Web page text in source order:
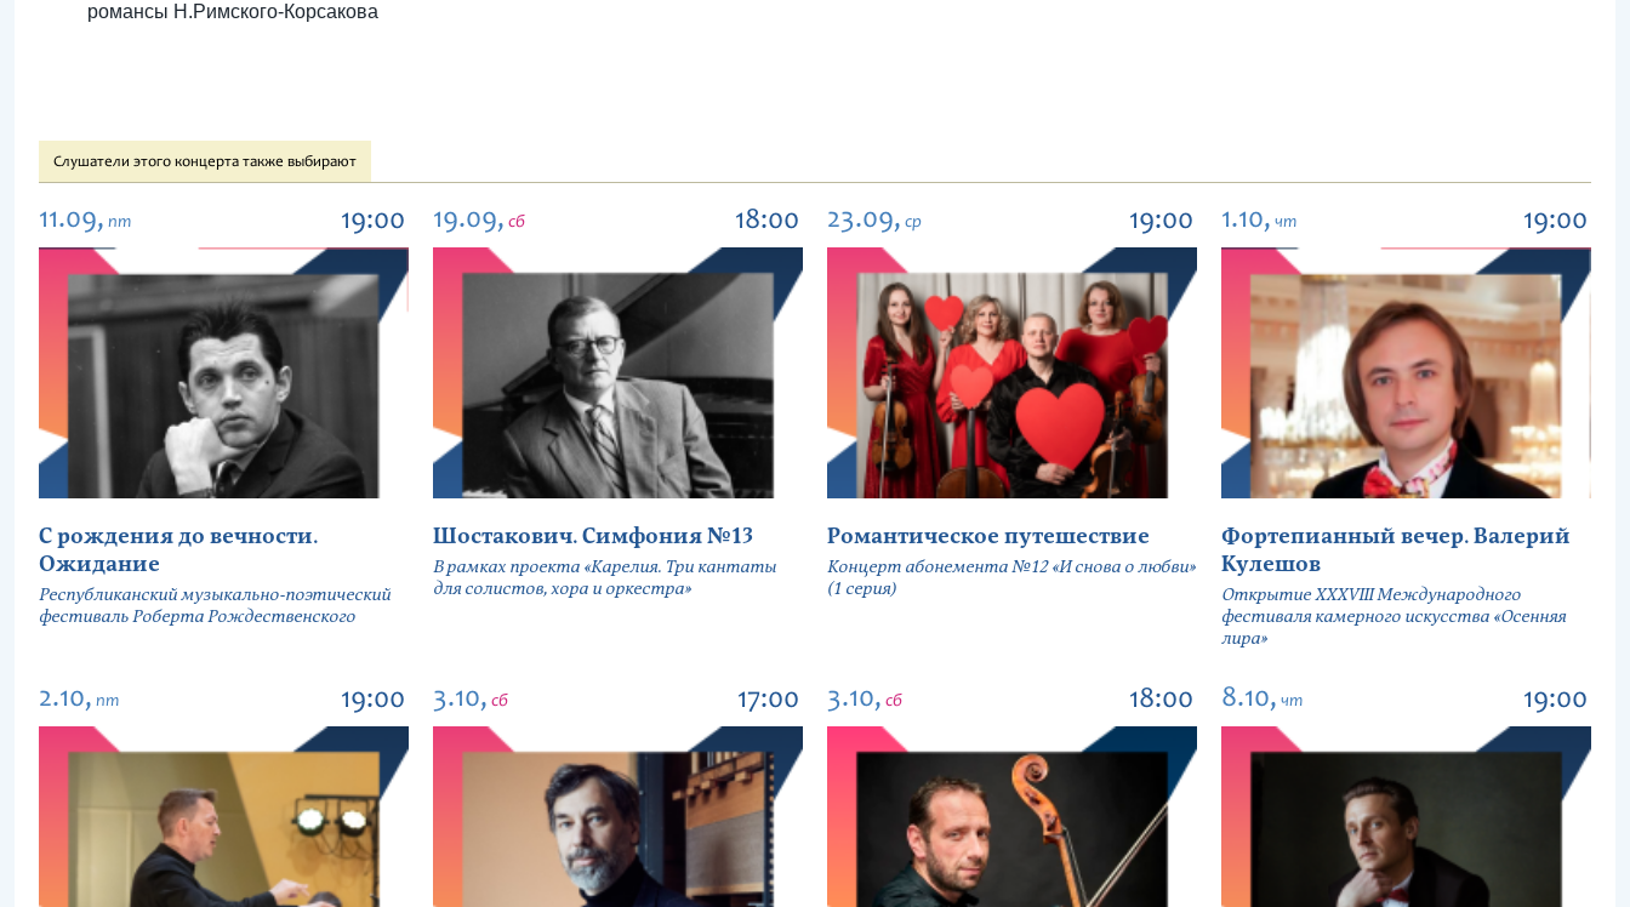
романсы Н.Римского-Корсакова
Слушатели этого концерта также выбирают
11.09, пт 19:00
С рождения до вечности.
Ожидание
Республиканский музыкально-поэтический
фестиваль Роберта Рождественского
19.09, сб 18:00
Шостакович. Симфония №13
В рамках проекта «Карелия. Три кантаты
для солистов, хора и оркестра»
23.09, ср 19:00
Романтическое путешествие
Концерт абонемента №12 «И снова о любви»
(1 серия)
1.10, чт 19:00
Фортепианный вечер. Валерий
Кулешов
Открытие ХХХVIII Международного
фестиваля камерного искусства «Осенняя
лира»
2.10, пт 19:00 3.10, сб 17:00 3.10, сб 18:00 8.10, чт 19:00